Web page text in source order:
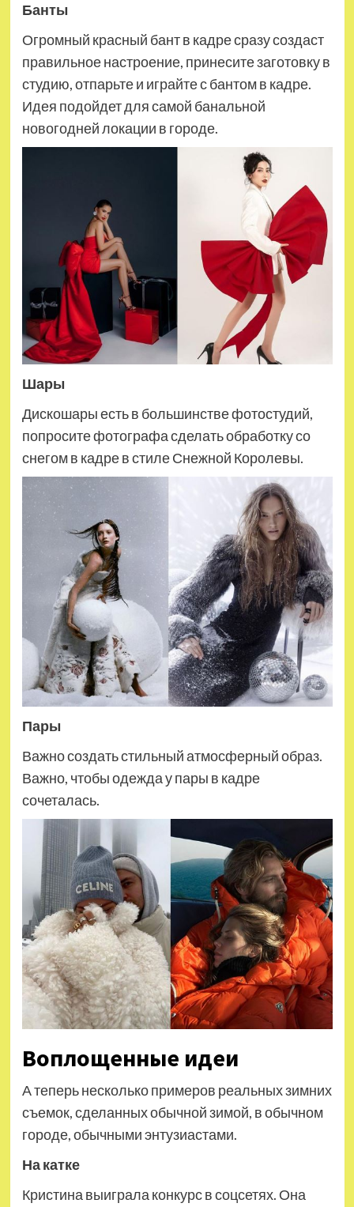
Банты
Огромный красный бант в кадре сразу создаст
правильное настроение, принесите заготовку в
студию, отпарьте и играйте с бантом в кадре.
Идея подойдет для самой банальной
новогодней локации в городе.
Шары
Дискошары есть в большинстве фотостудий,
попросите фотографа сделать обработку со
снегом в кадре в стиле Снежной Королевы.
Пары
Важно создать стильный атмосферный образ.
Важно, чтобы одежда у пары в кадре
сочеталась.
Воплощенные идеи
А теперь несколько примеров реальных зимних
съемок, сделанных обычной зимой, в обычном
городе, обычными энтузиастами.
На катке
Кристина выиграла конкурс в соцсетях. Она